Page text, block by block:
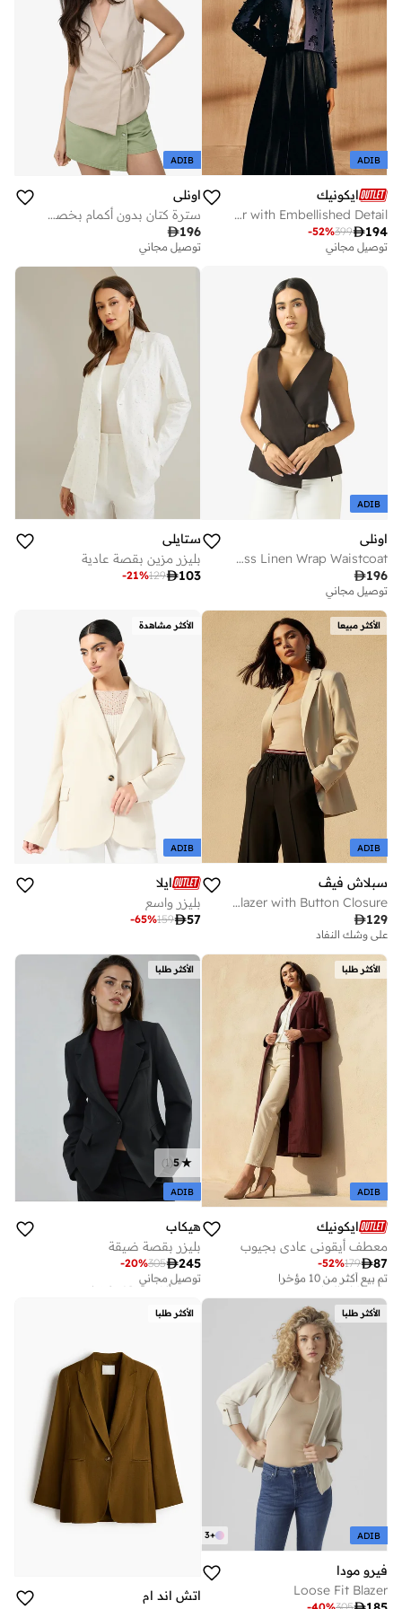
ADIB
ايكونيك
Iconic Cropped Blazer with Embellished Detail
194
399
-52%
توصيل مجاني
ADIB
اونلي
سترة كتان بدون أكمام بخصر ملفوف
196
توصيل مجاني
ADIB
اونلي
Sleeveless Linen Wrap Waistcoat
196
توصيل مجاني
ستايلي
بليزر مزين بقصة عادية
103
129
-21%
الأكثر مبيعا
ADIB
سبلاش فيڤ
Regular Fit Twill Blazer with Button Closure
129
على وشك النفاد
الأكثر مشاهدة
ADIB
ايلا
بليزر واسع
57
159
-65%
الأكثر طلبا
ADIB
ايكونيك
معطف أيقوني عادي بجيوب
87
179
-52%
تم بيع أكثر من 10 مؤخرا
على وشك النفاد
تم بيع أكثر من 10 مؤخرا
على وشك النفاد
الأكثر طلبا
5
(
1
)
ADIB
هيكاب
بليزر بقصة ضيقة
245
305
-20%
توصيل مجاني
تم بيع أكثر من 10 مؤخرا
توصيل مجاني
الأكثر طلبا
+
3 ADIB
فيرو مودا
Loose Fit Blazer
الأكثر طلبا
اتش اند ام